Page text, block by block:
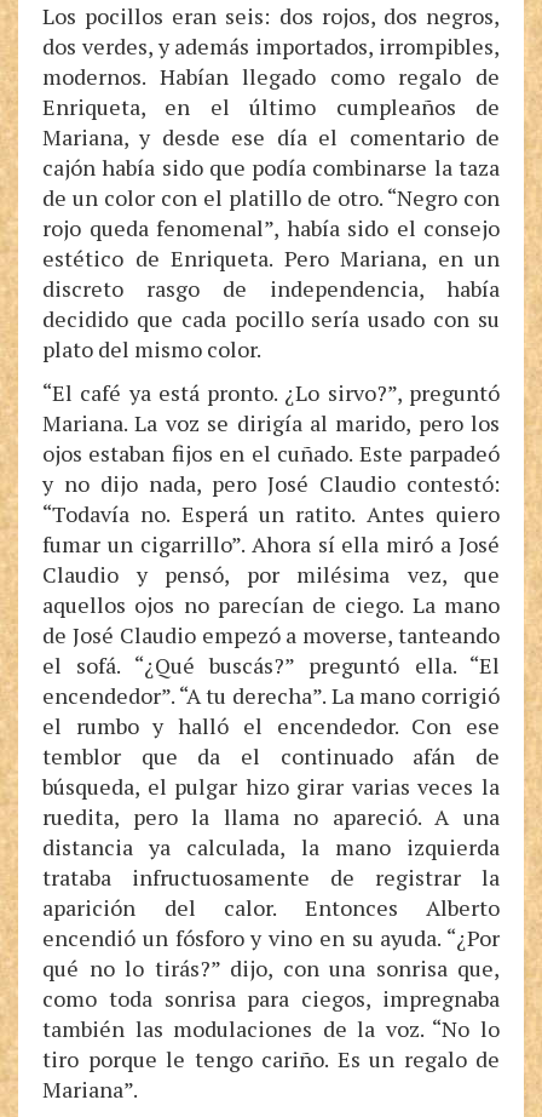
Los pocillos eran seis: dos rojos, dos negros,
dos verdes, y además importados, irrompibles,
modernos. Habían llegado como regalo de
Enriqueta, en el último cumpleaños de
Mariana, y desde ese día el comentario de
cajón había sido que podía combinarse la taza
de un color con el platillo de otro. “Negro con
rojo queda fenomenal”, había sido el consejo
estético de Enriqueta. Pero Mariana, en un
discreto rasgo de independencia, había
decidido que cada pocillo sería usado con su
plato del mismo color.
“El café ya está pronto. ¿Lo sirvo?”, preguntó
Mariana. La voz se dirigía al marido, pero los
ojos estaban fijos en el cuñado. Este parpadeó
y no dijo nada, pero José Claudio contestó:
“Todavía no. Esperá un ratito. Antes quiero
fumar un cigarrillo”. Ahora sí ella miró a José
Claudio y pensó, por milésima vez, que
aquellos ojos no parecían de ciego. La mano
de José Claudio empezó a moverse, tanteando
el sofá. “¿Qué buscás?” preguntó ella. “El
encendedor”. “A tu derecha”. La mano corrigió
el rumbo y halló el encendedor. Con ese
temblor que da el continuado afán de
búsqueda, el pulgar hizo girar varias veces la
ruedita, pero la llama no apareció. A una
distancia ya calculada, la mano izquierda
trataba infructuosamente de registrar la
aparición del calor. Entonces Alberto
encendió un fósforo y vino en su ayuda. “¿Por
qué no lo tirás?” dijo, con una sonrisa que,
como toda sonrisa para ciegos, impregnaba
también las modulaciones de la voz. “No lo
tiro porque le tengo cariño. Es un regalo de
Mariana”.